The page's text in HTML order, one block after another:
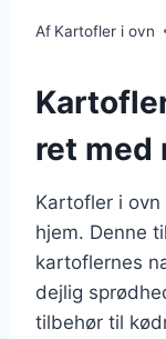
Af Kartofler i ovn
ret med
Kartofler i
hjem. Denne
kartoflernes
dejlig
tilbehør til